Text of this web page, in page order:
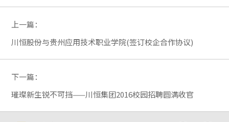
上一篇：
川恒股份与贵州应用技术职业学院(签订校企合作协议)
下一篇：
璀璨新生锐不可挡——川恒集团2016校园招聘圆满收官